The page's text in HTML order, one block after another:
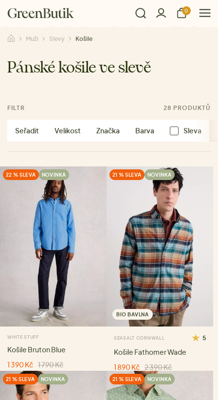
0
Muži Slevy Košile
Pánské košile ve slevě
FILTR 28 PRODUKTŮ
Seřadit Velikost Značka Barva Sleva
22 % SLEVA NOVINKA
WHITE STUFF
Košile Bruton Blue
1 390 Kč 1 790 Kč
21 % SLEVA NOVINKA
BIO BAVLNA
SEASALT CORNWALL 5
Košile Fathomer Wade
1 890 Kč 2 390 Kč
21 % SLEVA NOVINKA 21 % SLEVA NOVINKA